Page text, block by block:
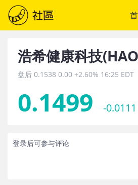
浩希健康科技(HAO
盘后 0.1538 0.00 +2.60% 16:25 EDT
0.1499 -0.0111
登录后可参与评论